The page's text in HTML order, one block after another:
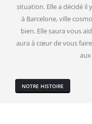
situation. Elle a décidé il
à Barcelone, ville
bien. Elle saura vous
aura à cœur de vous
NOTRE HISTOIRE